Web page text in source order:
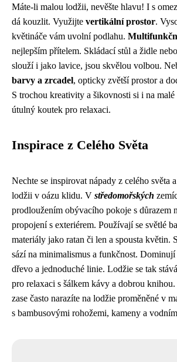
Máte-li malou lodžii, nevěšte hlavu! I s
dá kouzlit. Využijte vertikální prostor.
květináče vám uvolní podlahu.
nejlepším přítelem. Skládací stůl a židle
slouží i jako lavice, jsou skvělou volbou.
barvy a zrcadel, opticky zvětší prostor a
S trochou kreativity a šikovnosti si i na
útulný koutek pro relaxaci.
Inspirace z Celého Světa
Nechte se inspirovat nápady z celého světa
lodžii v oázu klidu. V středomořských
prodloužením obývacího pokoje s důrazem
propojení s exteriérem. Používají se světlé
materiály jako ratan či len a spousta květin.
sází na minimalismus a funkčnost.
dřevo a jednoduché linie. Lodžie se tak
pro relaxaci s šálkem kávy a dobrou
zase často narazíte na lodžie proměněné v
s bambusovými rohožemi, kameny a